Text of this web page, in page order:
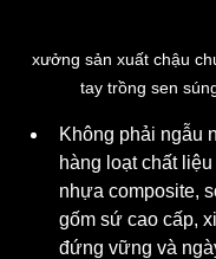
xưởng sản xuất chậu
tay trồng sen
Không phải ngẫu
hàng loạt chất
nhựa composite,
gốm sứ cao cấp,
đứng vững và